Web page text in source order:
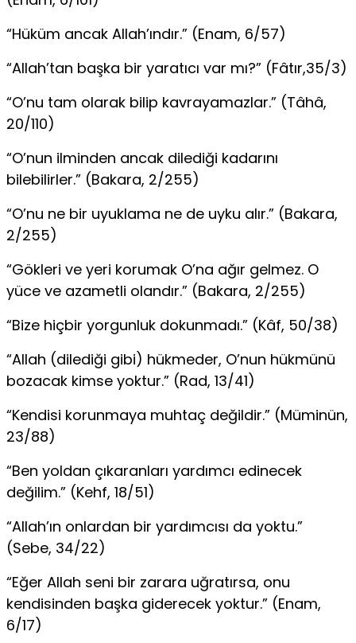
“Hüküm ancak Allah’ındır.” (Enam, 6/57)
“Allah’tan başka bir yaratıcı var mı?” (Fâtır,35/3)
“O’nu tam olarak bilip kavrayamazlar.” (Tâhâ,
20/110)
“O’nun ilminden ancak dilediği kadarını
bilebilirler.” (Bakara, 2/255)
“O’nu ne bir uyuklama ne de uyku alır.” (Bakara,
2/255)
“Gökleri ve yeri korumak O’na ağır gelmez. O
yüce ve azametli olandır.” (Bakara, 2/255)
“Bize hiçbir yorgunluk dokunmadı.” (Kâf, 50/38)
“Allah (dilediği gibi) hükmeder, O’nun hükmünü
bozacak kimse yoktur.” (Rad, 13/41)
“Kendisi korunmaya muhtaç değildir.” (Müminün,
23/88)
“Ben yoldan çıkaranları yardımcı edinecek
değilim.” (Kehf, 18/51)
“Allah’ın onlardan bir yardımcısı da yoktu.”
(Sebe, 34/22)
“Eğer Allah seni bir zarara uğratırsa, onu
kendisinden başka giderecek yoktur.” (Enam,
6/17)